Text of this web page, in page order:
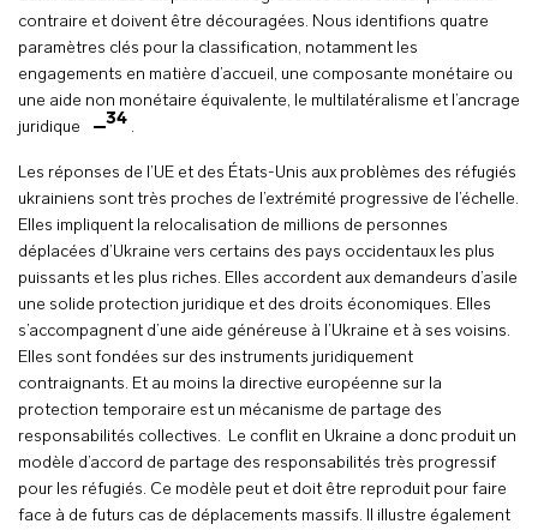
contraire et doivent être découragées. Nous identifions quatre
paramètres clés pour la classification, notamment les
engagements en matière d’accueil, une composante monétaire ou
une aide non monétaire équivalente, le multilatéralisme et l’ancrage
juridique
34 .
Les réponses de l’UE et des États-Unis aux problèmes des réfugiés
ukrainiens sont très proches de l’extrémité progressive de l’échelle.
Elles impliquent la relocalisation de millions de personnes
déplacées d’Ukraine vers certains des pays occidentaux les plus
puissants et les plus riches. Elles accordent aux demandeurs d’asile
une solide protection juridique et des droits économiques. Elles
s’accompagnent d’une aide généreuse à l’Ukraine et à ses voisins.
Elles sont fondées sur des instruments juridiquement
contraignants. Et au moins la directive européenne sur la
protection temporaire est un mécanisme de partage des
responsabilités collectives. Le conflit en Ukraine a donc produit un
modèle d’accord de partage des responsabilités très progressif
pour les réfugiés. Ce modèle peut et doit être reproduit pour faire
face à de futurs cas de déplacements massifs. Il illustre également